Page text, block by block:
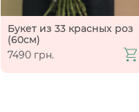
Букет из 33 красных роз
(60см)
7490 грн.